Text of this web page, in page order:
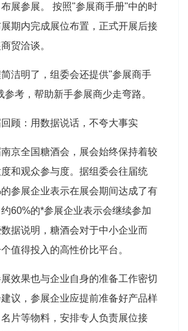
展参展。 按照"参展商手册"中的时
期内完成展位布置，正式开展后接
贸洽谈。
洁明了，组委会还提供"参展商手
参考，帮助新手参展商少走弯路。
顾：用数据说话，不夸大事实
京全国糖酒会，展会始终保持着较
和观众参与度。据组委会往届统
参展企业表示在展会期间达成了有
60%的*参展企业表示会继续参加
据说明，糖酒会对于中小企业而
值得投入的高性价比平台。
效果也与企业自身的准备工作密切
议，参展企业应提前准备好产品样
片等物料，安排专人负责展位接